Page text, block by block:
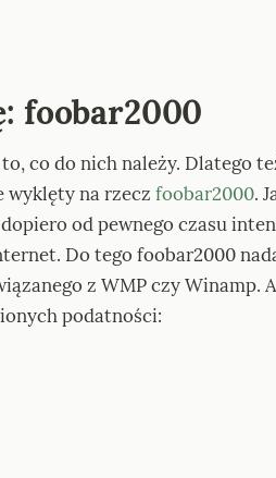
foobar2000
co do nich należy. Dlatego
wyklęty na rzecz foobar2000.
od pewnego czasu
Do tego foobar2000
z WMP czy Winamp.
podatności: